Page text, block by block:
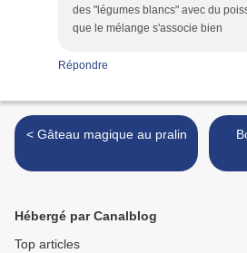
des "légumes blancs" avec du
que le mélange s'associe bien
Répondre
< Gâteau magique au pralin
Hébergé par Canalblog
Top articles